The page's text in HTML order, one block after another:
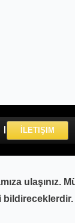
İLETIŞIM
ulaşınız.